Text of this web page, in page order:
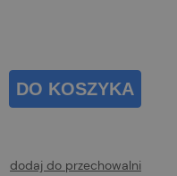
DO KOSZYKA
dodaj do przechowalni